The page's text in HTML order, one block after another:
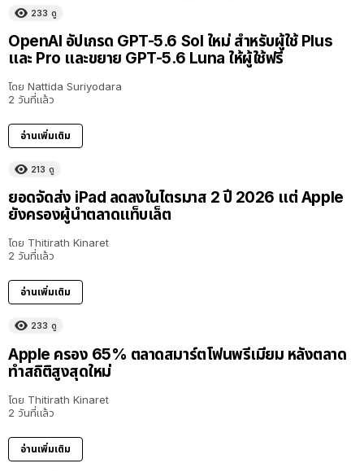
233 ดู
OpenAI อัปเกรด GPT-5.6 Sol ใหม่ สำหรับผู้ใช้ Plus
และ Pro และขยาย GPT-5.6 Luna ให้ผู้ใช้ฟรี
โดย Nattida Suriyodara
2 วันที่แล้ว
อ่านเพิ่มเติม
213 ดู
ยอดจัดส่ง iPad ลดลงในไตรมาส 2 ปี 2026 แต่ Apple
ยังครองผู้นำตลาดแท็บเล็ต
โดย Thitirath Kinaret
2 วันที่แล้ว
อ่านเพิ่มเติม
233 ดู
Apple ครอง 65% ตลาดสมาร์ตโฟนพรีเมียม หลังตลาด
ทำสถิติสูงสุดใหม่
โดย Thitirath Kinaret
2 วันที่แล้ว
อ่านเพิ่มเติม